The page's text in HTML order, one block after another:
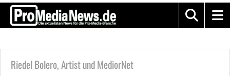
Riedel Bolero, Artist und MediorNet